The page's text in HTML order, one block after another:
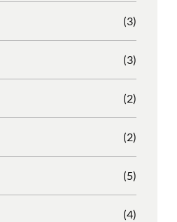
(3)
(3)
(2)
(2)
(5)
(4)